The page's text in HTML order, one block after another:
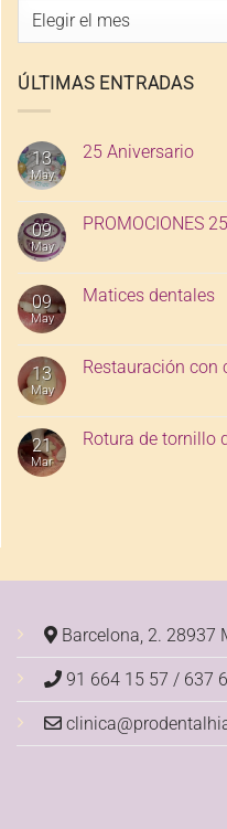
Archivo
ÚLTIMAS ENTRADAS
13
May
25 Aniversario
09
May
PROMOCIONES
09
May
Matices dentales
13
May
Restauración con
21
Mar
Rotura de tornillo
Barcelona, 2. 28937
91 664 15 57 / 637